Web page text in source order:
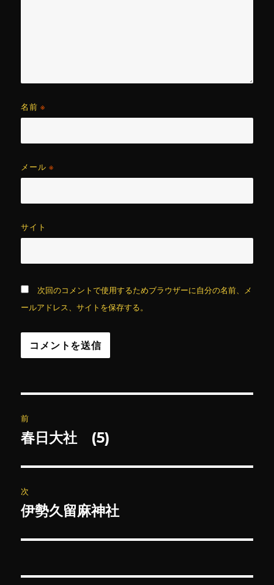
名前※
メール※
サイト
次回のコメントで使用するためブラウザーに自分の名前、メ
ールアドレス、サイトを保存する。
稿
ビ
ゲ
ー
前
前
投
稿:
春日大社 (5)
次
次
投
伊勢久留麻神社